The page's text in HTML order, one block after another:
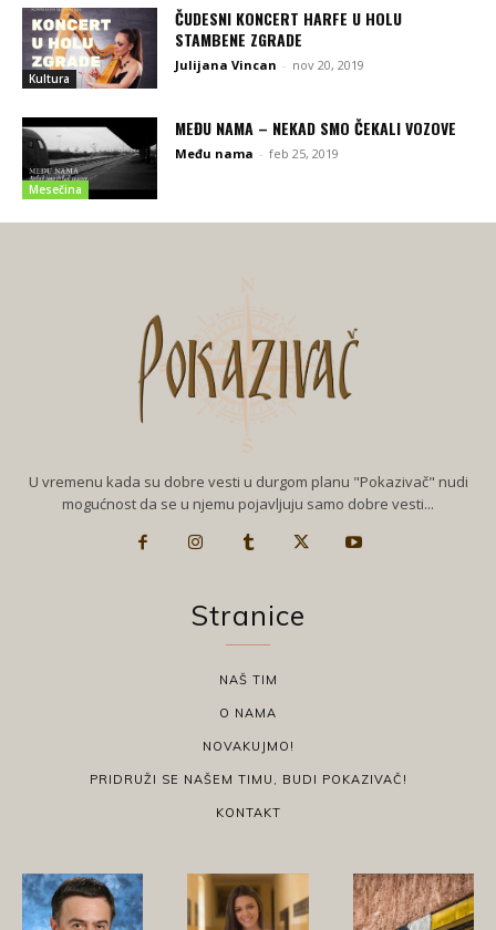
Kultura
ČUDESNI KONCERT HARFE U HOLU
STAMBENE ZGRADE
Julijana Vincan - nov 20, 2019
Mesečina
MEĐU NAMA – NEKAD SMO ČEKALI VOZOVE
Među nama - feb 25, 2019
U vremenu kada su dobre vesti u durgom planu "Pokazivač" nudi
mogućnost da se u njemu pojavljuju samo dobre vesti...
Stranice
NAŠ TIM
O NAMA
NOVAKUJMO!
PRIDRUŽI SE NAŠEM TIMU, BUDI POKAZIVAČ!
KONTAKT